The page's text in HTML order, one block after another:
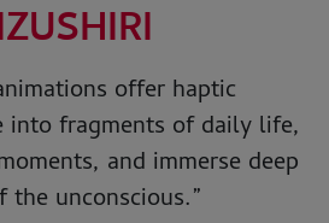
offer haptic
into fragments of daily life,
and immerse deep
unconscious.”